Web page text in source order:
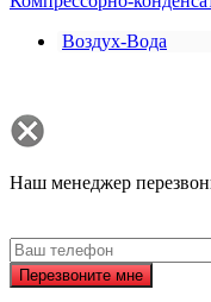
Воздух-Вода
Наш менеджер
Перезвоните мне